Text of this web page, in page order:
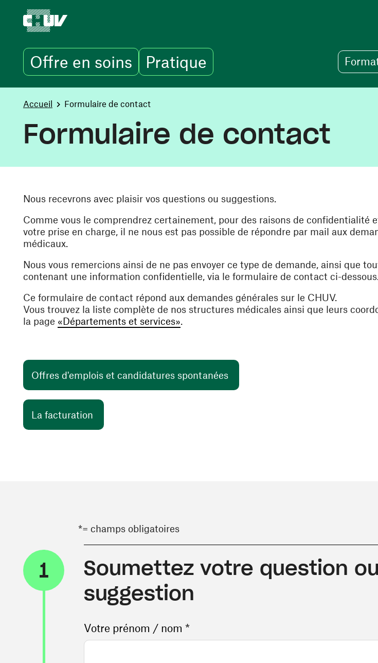
Offre en soins Pratique
You are here:
Accueil Formulaire de contact
Formulaire de contact
Nous recevrons avec plaisir vos questions ou suggestions.
Comme vous le comprendrez certainement, pour des raisons de confidentialité
votre prise en charge, il ne nous est pas possible de répondre par mail aux
médicaux.
Nous vous remercions ainsi de ne pas envoyer ce type de demande, ainsi que
contenant une information confidentielle, via le formulaire de contact ci-
Ce formulaire de contact répond aux demandes générales sur le CHUV.
Vous trouvez la liste complète de nos structures médicales ainsi que leurs
la page «Départements et services».
Offres d'emplois et candidatures spontanées
La facturation
*= champs obligatoires
1
Soumettez votre question ou
suggestion
Votre prénom / nom *